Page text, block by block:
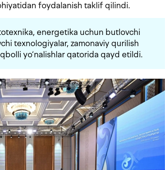
foydalanish taklif qilindi.
energetika uchun butlovchi
texnologiyalar, zamonaviy qurilish
yo‘nalishlar qatorida qayd etildi.